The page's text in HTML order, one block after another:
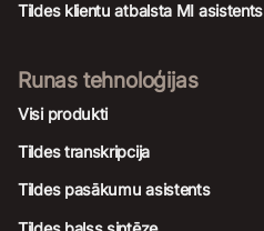
Tildes klientu atbalsta MI asistents
Runas tehnoloģijas
Visi produkti
Tildes transkripcija
Tildes pasākumu asistents